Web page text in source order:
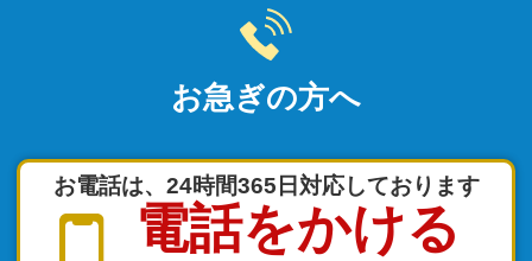
お急ぎの方へ
お電話は、24時間365日対応しております
電話をかける